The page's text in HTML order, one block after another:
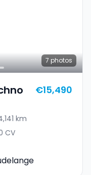
7 photos
€15,490
km
CV